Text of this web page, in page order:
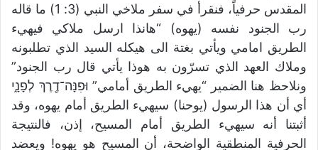
المقدس حرفياً، فنقرأ في سفر ملاخي النبي (3: 1) ما قاله
رب الجنود نفسه (يهوه) “هانذا ارسل ملاكي فيهيء
الطريق امامي ويأتي بغتة الى هيكله السيد الذي تطلبونه
وملاك العهد الذي تسرّون به هوذا يأتي قال رب الجنود”
ونلاحظ هنا الضمير “يهيء الطريق أمامي” וּפִנָּה־דֶ֖רֶךְ לְפָנָ֑י
أي أن هذا الرسول (يوحنا) سيهيء الطريق أمام يهوه، وقد
أثبتنا أنه سيهيء الطريق أمام المسيح، إذن، فالنتيجة
الحرفية المنطقية الواضحة، أن المسيح هو يهوه! ويعضد